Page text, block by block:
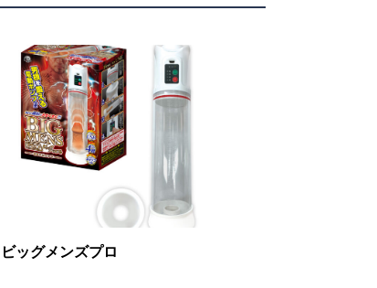
ビッグメンズプロ